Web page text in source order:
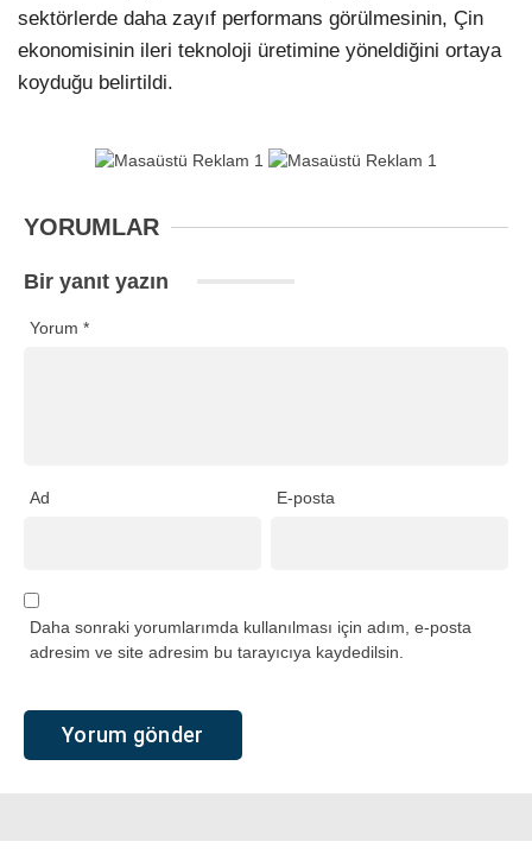
sektörlerde daha zayıf performans görülmesinin, Çin
ekonomisinin ileri teknoloji üretimine yöneldiğini ortaya
koyduğu belirtildi.
YORUMLAR
Bir yanıt yazın
Yorum *
Ad E-posta
Daha sonraki yorumlarımda kullanılması için adım, e-posta
adresim ve site adresim bu tarayıcıya kaydedilsin.